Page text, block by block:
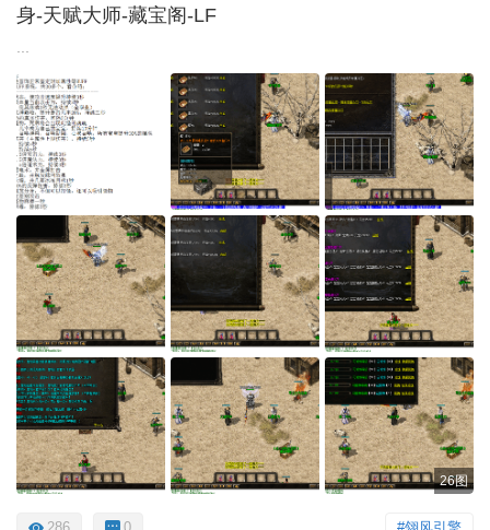
身-天赋大师-藏宝阁-LF
...
26图